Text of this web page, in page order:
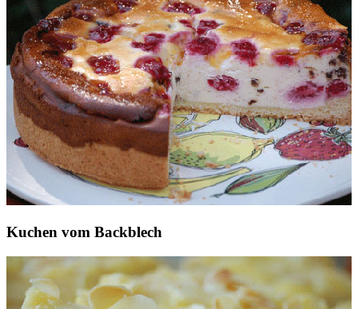
Kuchen vom Backblech